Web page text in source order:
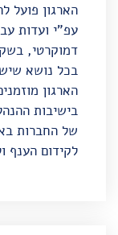
הארגון פועל
עפ"י ועדות
דמוקרטי,
בכל נושא
הארגון
בישיבות
של החברות
לקידום הענף